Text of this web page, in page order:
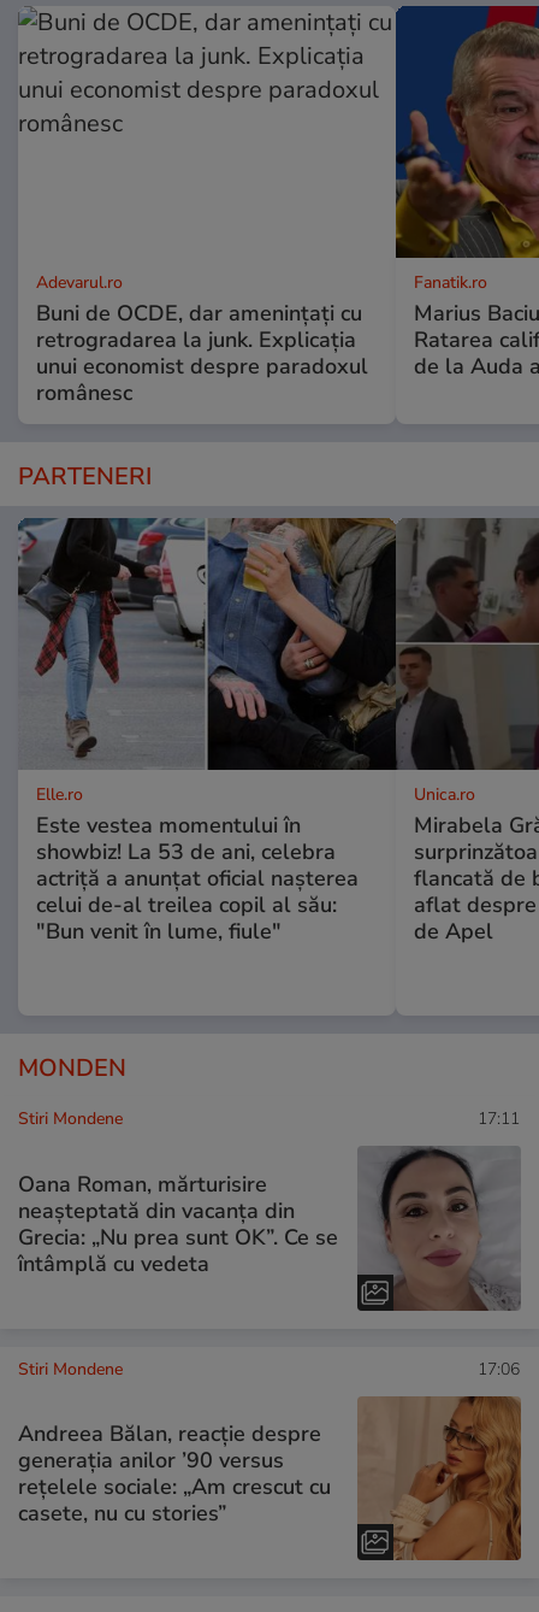
Adevarul.ro
Buni de OCDE, dar amenințați cu
retrogradarea la junk. Explicația
unui economist despre paradoxul
românesc
Fanatik.ro
Marius
Ratarea
de la Auda
PARTENERI
Elle.ro
Este vestea momentului în
showbiz! La 53 de ani, celebra
actriță a anunțat oficial nașterea
celui de-al treilea copil al său:
"Bun venit în lume, fiule"
Unica.ro
Mirabela
flancată de
aflat
de Apel
MONDEN
Stiri Mondene 17:11
Oana Roman, mărturisire
neașteptată din vacanța din
Grecia: „Nu prea sunt OK”. Ce se
întâmplă cu vedeta
Stiri Mondene 17:06
Andreea Bălan, reacție despre
generația anilor ’90 versus
rețelele sociale: „Am crescut cu
casete, nu cu stories”